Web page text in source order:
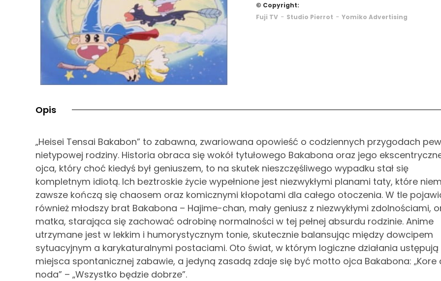
© Copyright:
Fuji TV - Studio Pierrot - Yomiko Advertising
Opis
„Heisei Tensai Bakabon” to zabawna, zwariowana opowieść o codziennych przygodach
nietypowej rodziny. Historia obraca się wokół tytułowego Bakabona oraz jego
ojca, który choć kiedyś był geniuszem, to na skutek nieszczęśliwego wypadku stał się
kompletnym idiotą. Ich beztroskie życie wypełnione jest niezwykłymi planami taty, które
zawsze kończą się chaosem oraz komicznymi kłopotami dla całego otoczenia. W tle
również młodszy brat Bakabona – Hajime-chan, mały geniusz z niezwykłymi zdolnościami,
matka, starająca się zachować odrobinę normalności w tej pełnej absurdu rodzinie. Anime
utrzymane jest w lekkim i humorystycznym tonie, skutecznie balansując między dowcipem
sytuacyjnym a karykaturalnymi postaciami. Oto świat, w którym logiczne działania ustępują
miejsca spontanicznej zabawie, a jedyną zasadą zdaje się być motto ojca Bakabona: „Kore
noda” – „Wszystko będzie dobrze”.